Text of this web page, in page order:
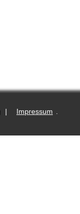
| Impressum